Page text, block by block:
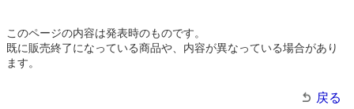
このページの内容は発表時のものです。
既に販売終了になっている商品や、内容が異なっている場合があり
ます。
戻る